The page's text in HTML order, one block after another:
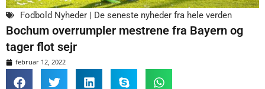
Fodbold Nyheder | De seneste nyheder fra hele verden
Bochum overrumpler mestrene fra Bayern og
tager flot sejr
februar 12, 2022